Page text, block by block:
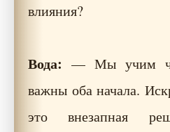
влияния?
Вода: — Мы учим
важны оба начала.
это внезапная